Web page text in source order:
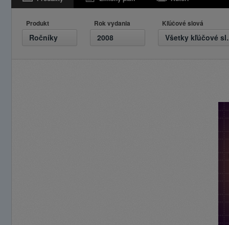
Produkt
Ročníky
Rok vydania
2008
Kľúčové slová